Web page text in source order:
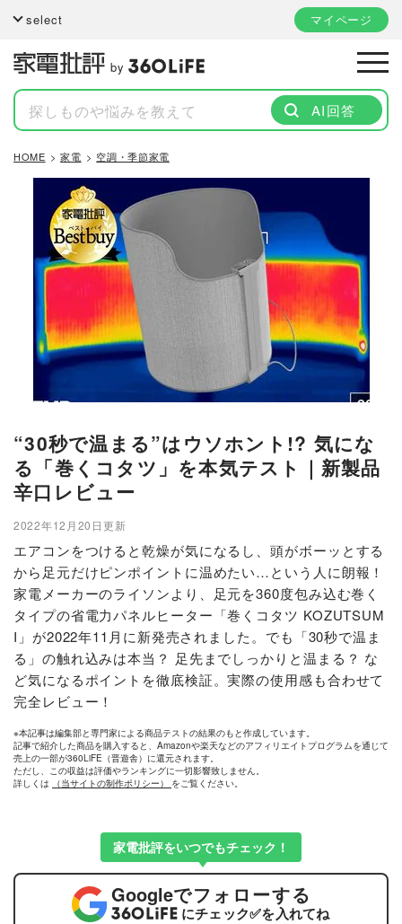
select マイページ
by
AI回答
HOME 家電 空調・季節家電
“30秒で温まる”はウソホント!? 気にな
る「巻くコタツ」を本気テスト｜新製品
辛口レビュー
2022年12月20日更新
エアコンをつけると乾燥が気になるし、頭がボーッとする
から足元だけピンポイントに温めたい…という人に朗報！
家電メーカーのライソンより、足元を360度包み込む巻く
タイプの省電力パネルヒーター「巻くコタツ KOZUTSUM
I」が2022年11月に新発売されました。でも「30秒で温ま
る」の触れ込みは本当？ 足先までしっかりと温まる？ な
ど気になるポイントを徹底検証。実際の使用感も合わせて
完全レビュー！
※本記事は編集部と専門家による商品テストの結果のもと作成しています。
記事で紹介した商品を購入すると、Amazonや楽天などのアフィリエイトプログラムを通じて
売上の一部が360LiFE（晋遊舎）に還元されます。
ただし、この収益は評価やランキングに一切影響致しません。
詳しくは
（当サイトの制作ポリシー） をご覧ください。
家電批評をいつでもチェック！
Googleでフォローする
にチェック✅を入れてね